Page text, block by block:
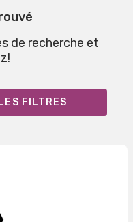
de recherche et
FILTRES